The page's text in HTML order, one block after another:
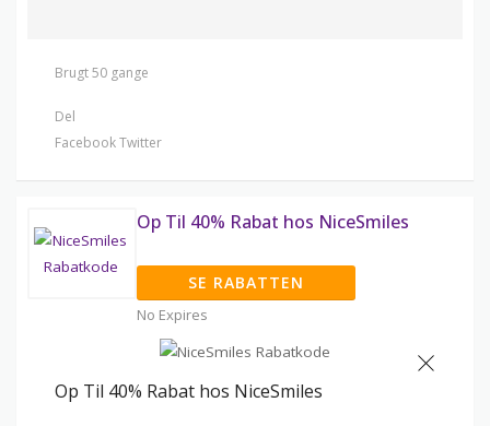
Brugt 50 gange
Del
FacebookTwitter
Op Til 40% Rabat hos NiceSmiles
SE RABATTEN
No Expires
Op Til 40% Rabat hos NiceSmiles